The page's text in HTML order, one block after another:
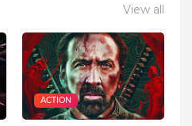
View all
ACTION